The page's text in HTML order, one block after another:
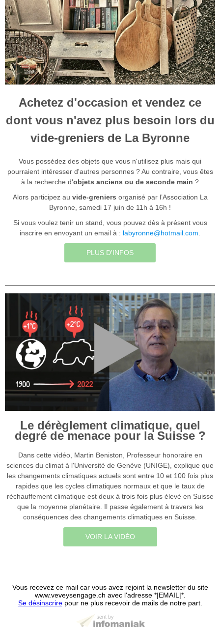
Achetez d'occasion et vendez ce
dont vous n'avez plus besoin lors du
vide-greniers de La Byronne
Vous possédez des objets que vous n'utilisez plus mais qui
pourraient intéresser d'autres personnes ? Au contraire, vous êtes
à la recherche d'objets anciens ou de seconde main ?
Alors participez au vide-greniers organisé par l’Association La
Byronne, samedi 17 juin de 11h à 16h !
Si vous voulez tenir un stand, vous pouvez dès à présent vous
inscrire en envoyant un email à : labyronne@hotmail.com
PLUS D'INFOS
Le dérèglement climatique, quel
degré de menace pour la Suisse ?
Dans cette vidéo, Martin Beniston, Professeur honoraire en
sciences du climat à l'Université de Genève (UNIGE), explique que
les changements climatiques actuels sont entre 10 et 100 fois plus
rapides que les cycles climatiques normaux et que le taux de
réchauffement climatique est deux à trois fois plus élevé en Suisse
que la moyenne planétaire. Il passe également à travers les
conséquences des changements climatiques en Suisse.
VOIR LA VIDÉO
Vous recevez ce mail car vous avez rejoint la newsletter du site
www.veveysengage.ch avec l'adresse *|EMAIL|*.
Se désinscrirepour ne plus recevoir de mails de notre part.